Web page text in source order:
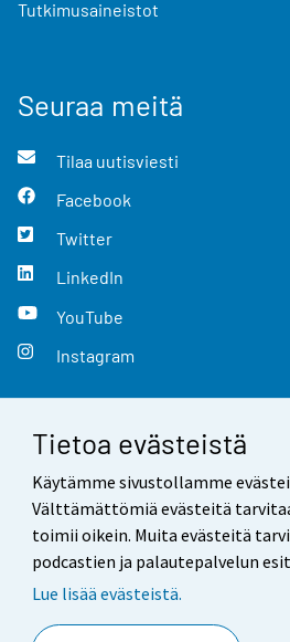
Tietoa evästeistä
Käytämme sivustollamme
Välttämättömiä evästeitä
toimii oikein. Muita evästeitä
podcastien ja palautepalvelun
Lue lisää evästeistä.
Tutkimusaineistot
Seuraa meitä
Tilaa uutisviesti
Facebook
Twitter
LinkedIn
YouTube
Instagram
Yhteystiedot
Palaute
Käyttöehdot
Saavutettavuus